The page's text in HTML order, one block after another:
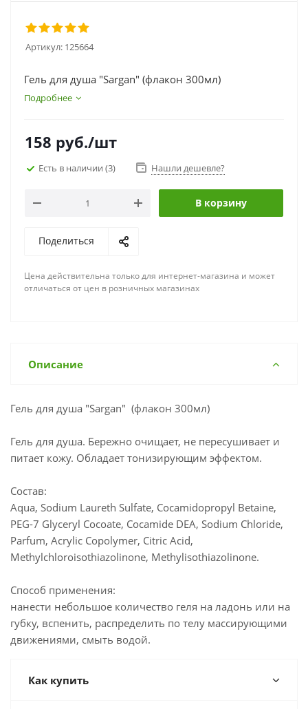
Артикул: 125664
Гель для душа "Sargan" (флакон 300мл)
Подробнее
158 руб./шт
Есть в наличии (3) Нашли дешевле?
В корзину
Поделиться
Цена действительна только для интернет-магазина и может
отличаться от цен в розничных магазинах
Описание
Гель для душа "Sargan" (флакон 300мл)
Гель для душа. Бережно очищает, не пересушивает и
питает кожу. Обладает тонизирующим эффектом.
Состав:
Aqua, Sodium Laureth Sulfate, Cocamidopropyl Betaine,
PEG-7 Glyceryl Cocoate, Cocamide DEA, Sodium Chloride,
Parfum, Acrylic Copolymer, Citric Acid,
Methylchloroisothiazolinone, Methylisothiazolinone.
Способ применения:
нанести небольшое количество геля на ладонь или на
губку, вспенить, распределить по телу массирующими
движениями, смыть водой.
Как купить